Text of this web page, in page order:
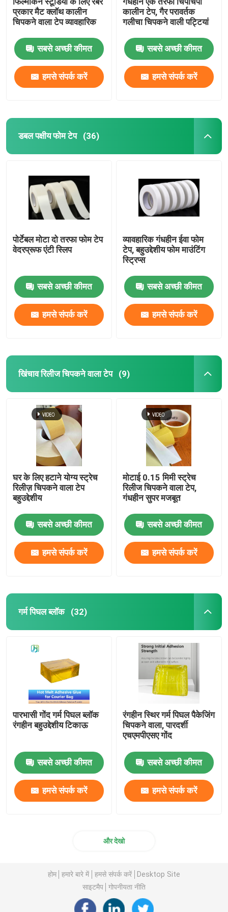
प्रकार मैट क्लॉथ कालीन
चिपकने वाला टेप व्यावहारिक
सबसे अच्छी कीमत
हमसे संपर्क करें
कालीन टेप, गैर परावर्तक
गलीचा चिपकने वाली पट्टियां
सबसे अच्छी कीमत
हमसे संपर्क करें
डबल पक्षीय फोम टेप (36)
पोर्टेबल मोटा दो तरफा फोम टेप
वेदरप्रूफ एंटी स्लिप
सबसे अच्छी कीमत
हमसे संपर्क करें
व्यावहारिक गंधहीन ईवा फोम
टेप, बहुउद्देशीय फोम माउंटिंग
स्ट्रिप्स
सबसे अच्छी कीमत
हमसे संपर्क करें
खिंचाव रिलीज चिपकने वाला टेप (9)
घर के लिए हटाने योग्य स्ट्रेच
रिलीज़ चिपकने वाला टेप
बहुउद्देशीय
सबसे अच्छी कीमत
हमसे संपर्क करें
मोटाई 0.15 मिमी स्ट्रेच
रिलीज चिपकने वाला टेप,
गंधहीन सुपर मजबूत
सबसे अच्छी कीमत
हमसे संपर्क करें
गर्म पिघल ब्लॉक (32)
पारभासी गोंद गर्म पिघल ब्लॉक
रंगहीन बहुउद्देशीय टिकाऊ
सबसे अच्छी कीमत
हमसे संपर्क करें
रंगहीन स्थिर गर्म पिघल पैकेजिंग
चिपकने वाला, पारदर्शी
एचएमपीएसए गोंद
सबसे अच्छी कीमत
हमसे संपर्क करें
और देखो
होम हमारे बारे में हमसे संपर्क करें
Desktop Site
साइटमैप
गोपनीयता नीति